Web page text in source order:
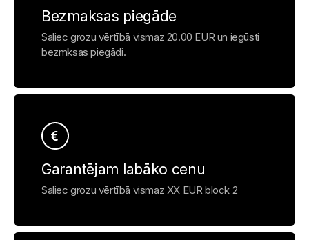
Bezmaksas piegāde
Saliec grozu vērtībā vismaz 20.00 EUR un iegūsti
bezmksas piegādi.
Garantējam labāko cenu
Saliec grozu vērtībā vismaz XX EUR block 2